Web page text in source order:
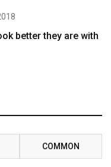
better they are with
COMMON